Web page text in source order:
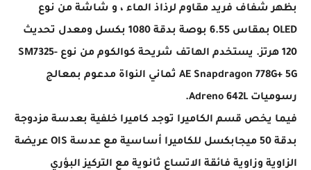
بظهر شفاف فريد مقاوم لرذاذ الماء ، و شاشة من نوع
OLED بمقاس 6.55 بوصة بدقة 1080 بكسل ومعدل تحديث
120 هرتز. يستخدم الهاتف شريحة كوالكوم من نوع SM7325-
AE Snapdragon 778G+ 5G ثماني النواة مدعوم بمعالج
رسوميات Adreno 642L.
فيما يخص قسم الكاميرا توجد كاميرا خلفية بعدسة مزدوجة
بدقة 50 ميجابكسل للكاميرا أساسية مع عدسة OIS عريضة
الزاوية وزاوية فائقة الاتساع ثانوية مع التركيز البؤري